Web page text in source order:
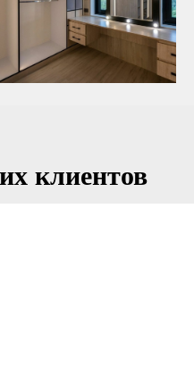
клиентов